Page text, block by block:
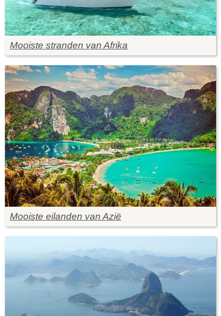
Mooiste stranden van Afrika
Mooiste eilanden van Azië